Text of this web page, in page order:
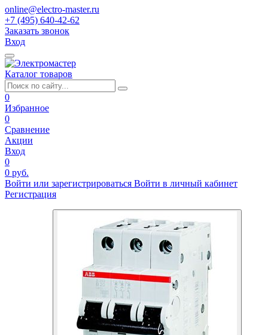
online@electro-master.ru
+7 (495) 640-42-62
Заказать звонок
Вход
Каталог товаров
0
Избранное
0
Сравнение
Акции
Вход
0
0 руб.
Войти или зарегистрироваться Войти в личный кабинет
Регистрация